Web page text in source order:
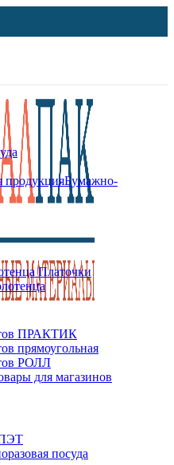
Бумажно-
Платочки
ПРАКТИК
прямоугольная
РОЛЛ
для магазинов
посуда